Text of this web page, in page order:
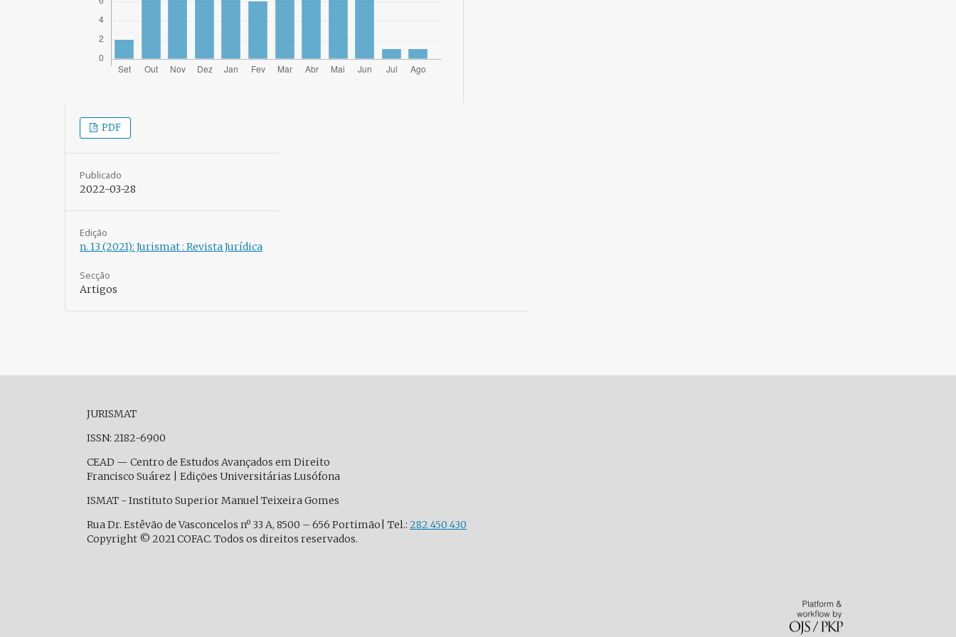
PDF
Publicado
2022-03-28
Edição
n. 13 (2021): Jurismat : Revista Jurídica
Secção
Artigos
JURISMAT
ISSN: 2182-6900
CEAD — Centro de Estudos Avançados em Direito
Francisco Suárez | Edições Universitárias Lusófona
ISMAT - Instituto Superior Manuel Teixeira Gomes
Rua Dr. Estêvão de Vasconcelos nº 33 A, 8500 – 656 Portimão| Tel.: 282 450 430
Copyright © 2021 COFAC. Todos os direitos reservados.